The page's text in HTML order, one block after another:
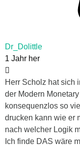
Dr_Dolittle
1 Jahr her
Herr Scholz hat sich
der Modern
konsequenzlos so
drucken kann wie er
nach welcher Logik
Ich finde DAS wäre